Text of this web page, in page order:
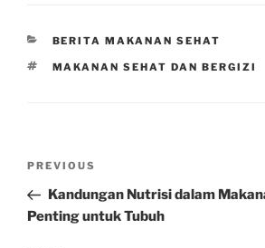
CATEGORIES
BERITA MAKANAN SEHAT
TAGS
MAKANAN SEHAT DAN BERGIZI
Previous
Post
PREVIOUS
Kandungan Nutrisi dalam
Penting untuk Tubuh